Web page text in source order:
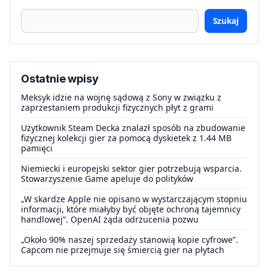
Szukaj
Ostatnie wpisy
Meksyk idzie na wojnę sądową z Sony w związku z
zaprzestaniem produkcji fizycznych płyt z grami
Użytkownik Steam Decka znalazł sposób na zbudowanie
fizycznej kolekcji gier za pomocą dyskietek z 1.44 MB
pamięci
Niemiecki i europejski sektor gier potrzebują wsparcia.
Stowarzyszenie Game apeluje do polityków
„W skardze Apple nie opisano w wystarczającym stopniu
informacji, które miałyby być objęte ochroną tajemnicy
handlowej”. OpenAI żąda odrzucenia pozwu
„Około 90% naszej sprzedaży stanowią kopie cyfrowe”.
Capcom nie przejmuje się śmiercią gier na płytach